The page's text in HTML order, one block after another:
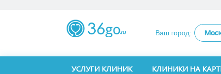
Ваш город:
УСЛУГИ КЛИНИК КЛИНИКИ НА